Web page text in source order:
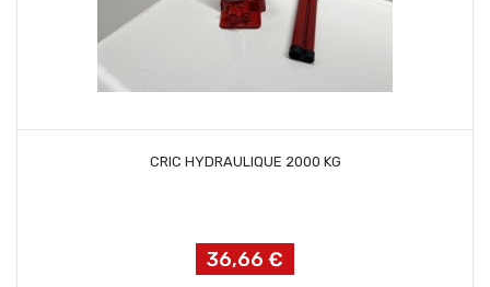
CRIC HYDRAULIQUE 2000 KG
Prix
36,66 €